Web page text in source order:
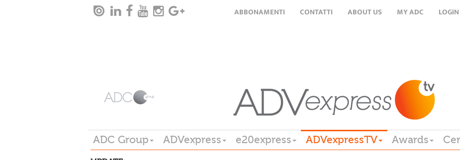
ABBONAMENTI CONTATTI ABOUT US MY ADC LOGIN
ADC Group ADVexpress e20express ADVexpressTV Awards